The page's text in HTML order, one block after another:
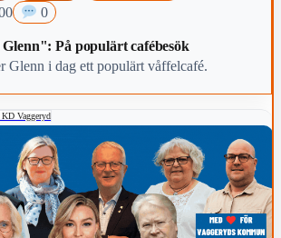
0
På populärt cafébesök
Glenn i dag ett populärt våffelcafé.
Vaggeryd